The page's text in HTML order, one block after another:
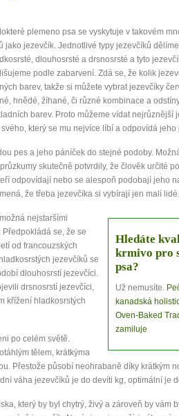
zdravý a
život
tipy zdarma.
hned jak ráno vstanete?
Nemusí to tak být - ZJISTĚTE
plemeno psa se vyskytuje v takovém
jako jezevčík. Jednotlivé typy jezevčíků
dlouhosrsté a drsnosrsté a tyto
podle zabarvení. Zdá se, že kolik
barev, takže si můžete vybrat jezevčíky
hnědé, žíhané, či různé kombinace a
barev. Proto můžeme vídat nejrůznější
který se mu nejvíce líbí a odpovídá jeho
pes a jeho páníček do stejné podoby.
skutečně potvrdily, že člověk určité
odpovídají nebo se alespoň podobají jeho
že třeba jezevčíka si vybírají jen malí lidé.
Hledáte
krmivo pro
psa?
Už nemusíte.
kanadská
Oven-Baked
zamiluje
nejstaršími
se, že se
od francouzských
jezevčíků se
dlouhosrstí jezevčíci.
drsnosrstí jezevčíci,
křížení hladkosrstých
po celém světě.
tělem, krátkýma
Přestože působí neohrabaně díky krátkým
váha jezevčíků je do devíti kg, optimální je
který by byl chytrý, živý a zároveň by vám